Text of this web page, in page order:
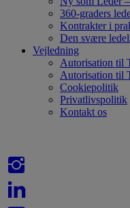
360-graders
Kontrakter i
Den svære
Vejledning
Autorisation til
Autorisation til
Cookiepolitik
Privatlivspolitik
Kontakt os